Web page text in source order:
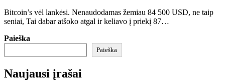
Bitcoin’s vėl lankėsi. Nenaudodamas žemiau 84 500 USD, ne taip
seniai, Tai dabar atšoko atgal ir keliavo į priekį 87…
Paieška
Paieška
Naujausi įrašai